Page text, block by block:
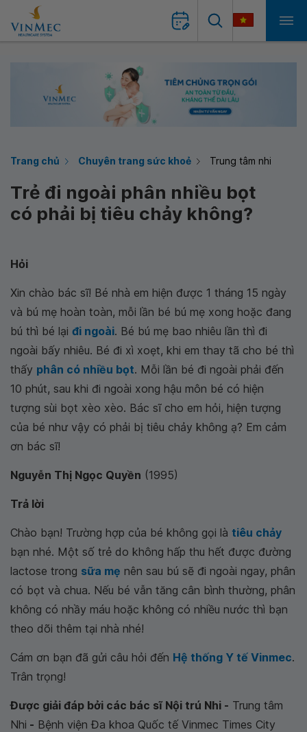
Trang chủ Chuyên trang sức khoẻ Trung tâm nhi
Trẻ đi ngoài phân nhiều bọt
có phải bị tiêu chảy không?
Hỏi
Xin chào bác sĩ! Bé nhà em hiện được 1 tháng 15 ngày
và bú mẹ hoàn toàn, mỗi lần bé bú mẹ xong hoặc đang
bú thì bé lại đi ngoài. Bé bú mẹ bao nhiêu lần thì đi
ngoài bấy nhiêu. Bé đi xì xoẹt, khi em thay tã cho bé thì
thấy phân có nhiều bọt. Mỗi lần bé đi ngoài phải đến
10 phút, sau khi đi ngoài xong hậu môn bé có hiện
tượng sùi bọt xèo xèo. Bác sĩ cho em hỏi, hiện tượng
của bé như vậy có phải bị tiêu chảy không ạ? Em cảm
ơn bác sĩ!
Nguyễn Thị Ngọc Quyền (1995)
Trả lời
Chào bạn! Trường hợp của bé không gọi là tiêu chảy
bạn nhé. Một số trẻ do không hấp thu hết được đường
lactose trong sữa mẹ nên sau bú sẽ đi ngoài ngay, phân
có bọt và chua. Nếu bé vẫn tăng cân bình thường, phân
không có nhầy máu hoặc không có nhiều nước thì bạn
theo dõi thêm tại nhà nhé!
Cám ơn bạn đã gửi câu hỏi đến Hệ thống Y tế Vinmec.
Trân trọng!
Được giải đáp bởi các bác sĩ Nội trú Nhi - Trung tâm
Nhi - Bệnh viện Đa khoa Quốc tế Vinmec Times City